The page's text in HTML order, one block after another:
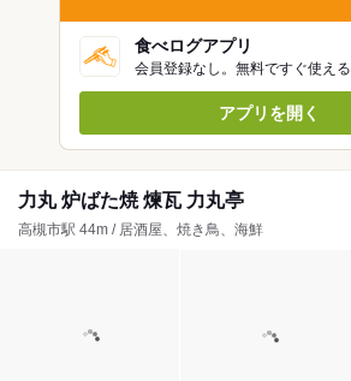
食べログアプリ
会員登録なし。無料ですぐ使える
アプリを開く
力丸 炉ばた焼 煉瓦 力丸亭
高槻市駅 44m / 居酒屋、焼き鳥、海鮮